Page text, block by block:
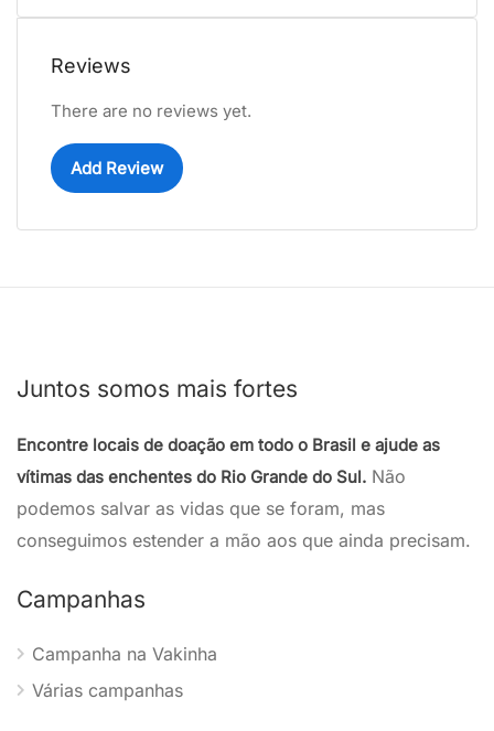
Reviews
There are no reviews yet.
Add Review
Juntos somos mais fortes
Encontre locais de doação em todo o Brasil e ajude as
vítimas das enchentes do Rio Grande do Sul. Não
podemos salvar as vidas que se foram, mas
conseguimos estender a mão aos que ainda precisam.
Campanhas
Campanha na Vakinha
Várias campanhas